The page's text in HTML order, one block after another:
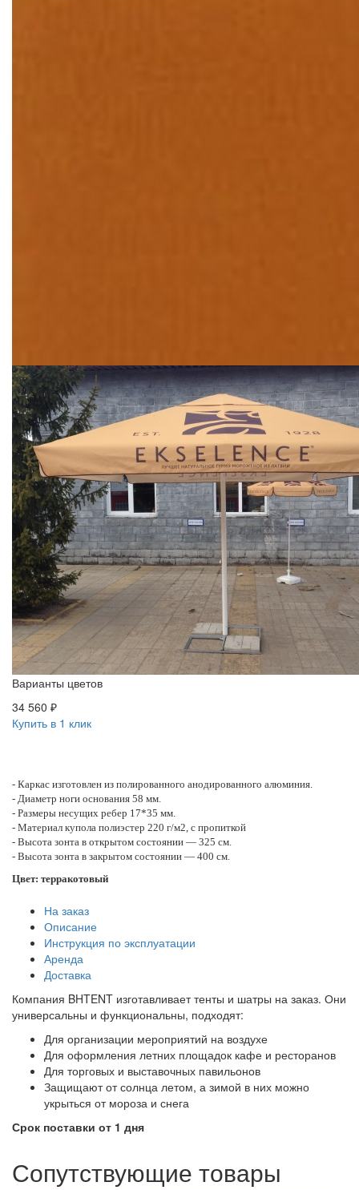
Варианты цветов
34 560 ₽
Купить в 1 клик
- Каркас изготовлен из полированного анодированного алюминия.
- Диаметр ноги основания 58 мм.
- Размеры несущих ребер 17*35 мм.
- Материал купола полиэстер 220 г/м2, с пропиткой
- Высота зонта в открытом состоянии — 325 см.
- Высота зонта в закрытом состоянии — 400 см.
Цвет: терракотовый
На заказ
Описание
Инструкция по эксплуатации
Аренда
Доставка
Компания BHTENT изготавливает тенты и шатры на заказ. Они
универсальны и функциональны, подходят:
Для организации мероприятий на воздухе
Для оформления летних площадок кафе и ресторанов
Для торговых и выставочных павильонов
Защищают от солнца летом, а зимой в них можно
укрыться от мороза и снега
Срок поставки от 1 дня
Сопутствующие товары